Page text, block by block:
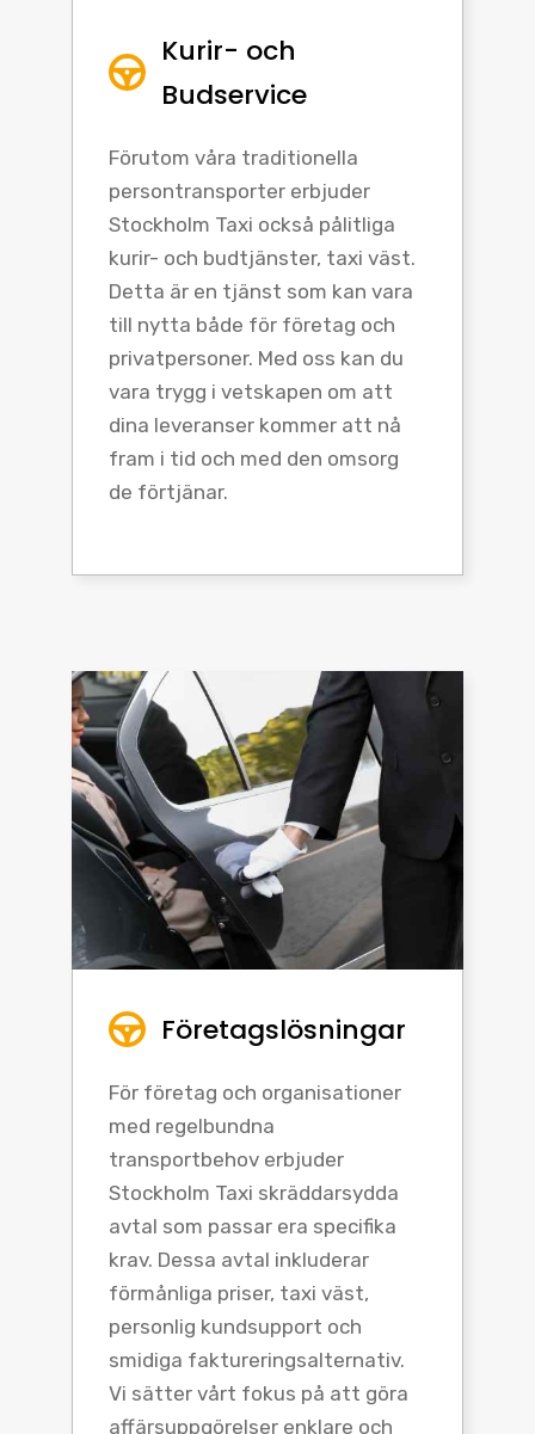
Kurir- och
Budservice
Förutom våra traditionella
persontransporter erbjuder
Stockholm Taxi också pålitliga
kurir- och budtjänster, taxi väst.
Detta är en tjänst som kan vara
till nytta både för företag och
privatpersoner. Med oss kan du
vara trygg i vetskapen om att
dina leveranser kommer att nå
fram i tid och med den omsorg
de förtjänar.
Företagslösningar
För företag och organisationer
med regelbundna
transportbehov erbjuder
Stockholm Taxi skräddarsydda
avtal som passar era specifika
krav. Dessa avtal inkluderar
förmånliga priser, taxi väst,
personlig kundsupport och
smidiga faktureringsalternativ.
Vi sätter vårt fokus på att göra
affärsuppgörelser enklare och